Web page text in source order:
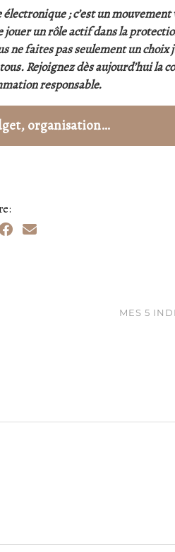
; c’est un
un rôle actif dans la
ne faites pas seulement un
Rejoignez dès aujourd’hui la
responsable.
organisation…
MES 5